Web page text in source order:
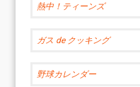
熱中！ティーンズ
ガス de クッキング
野球カレンダー